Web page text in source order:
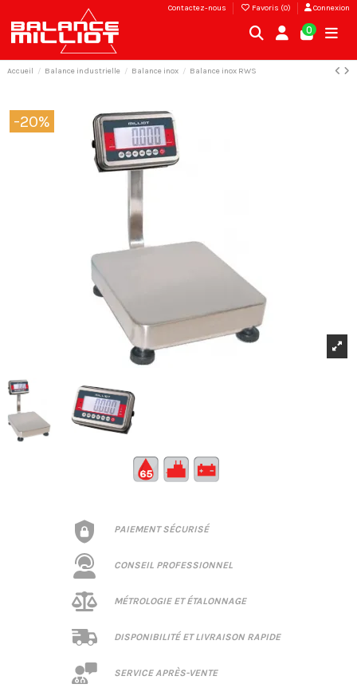
Contactez-nous Favoris (0) Connexion
0
Accueil Balance industrielle Balance inox Balance inox RWS
-20%
PAIEMENT SÉCURISÉ
CONSEIL PROFESSIONNEL
MÉTROLOGIE ET ÉTALONNAGE
DISPONIBILITÉ ET LIVRAISON RAPIDE
SERVICE APRÈS-VENTE